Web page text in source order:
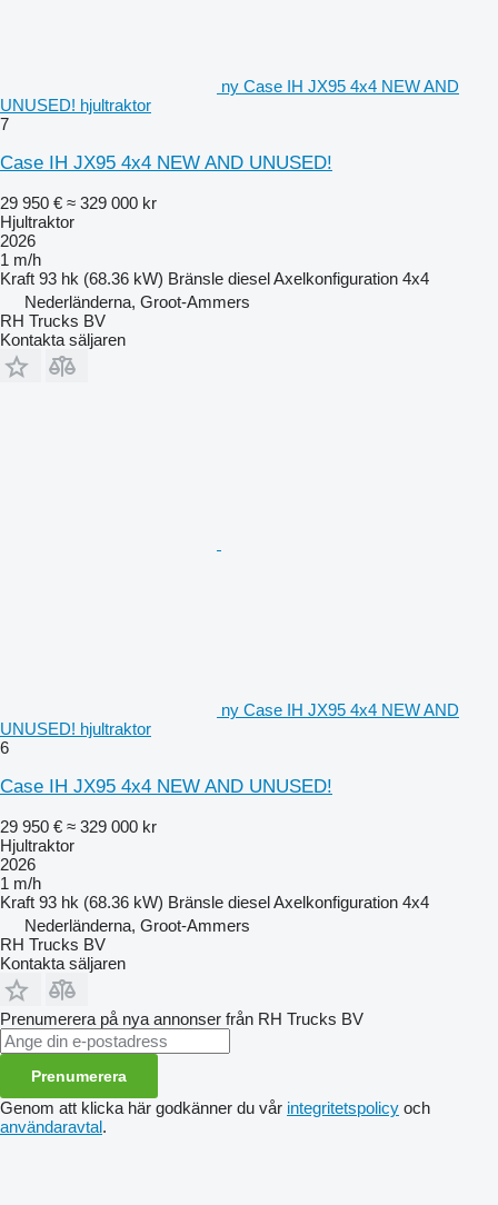
ny Case IH JX95 4x4 NEW AND
UNUSED! hjultraktor
7
Case IH JX95 4x4 NEW AND UNUSED!
29 950 € ≈ 329 000 kr
Hjultraktor
2026
1 m/h
Kraft 93 hk (68.36 kW) Bränsle dieselAxelkonfiguration 4x4
Nederländerna, Groot-Ammers
RH Trucks BV
Kontakta säljaren
ny Case IH JX95 4x4 NEW AND
UNUSED! hjultraktor
6
Case IH JX95 4x4 NEW AND UNUSED!
29 950 € ≈ 329 000 kr
Hjultraktor
2026
1 m/h
Kraft 93 hk (68.36 kW) Bränsle dieselAxelkonfiguration 4x4
Nederländerna, Groot-Ammers
RH Trucks BV
Kontakta säljaren
Prenumerera på nya annonser från RH Trucks BV
Prenumerera
Genom att klicka här godkänner du vår integritetspolicy och
användaravtal.